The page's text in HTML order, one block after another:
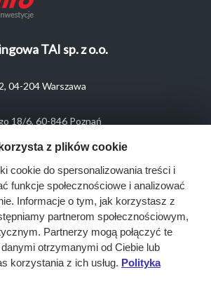
TAI sp. z o.o.
04-204 Warszawa
18/6, 60-846 Poznań
z plików cookie
cookie do spersonalizowania treści i
funkcje społecznościowe i analizować
Informacje o tym, jak korzystasz z
partnerom społecznościowym,
Partnerzy mogą połączyć te
otrzymanymi od Ciebie lub
korzystania z ich usług. Polityka